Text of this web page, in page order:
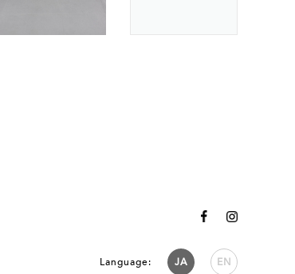
Language: JA EN